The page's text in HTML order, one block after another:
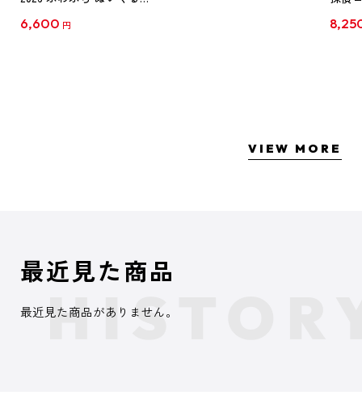
6,600 円
クリ
VIEW MORE
最近見た商品
最近見た商品がありません。